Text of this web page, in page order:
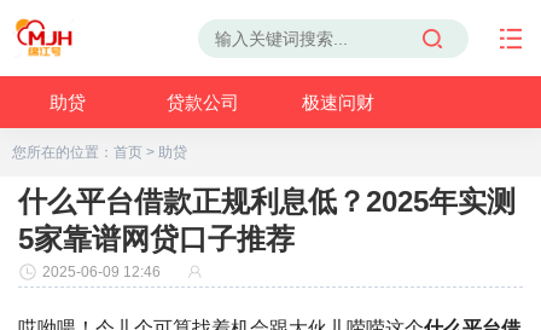
助贷 贷款公司 极速问财
您所在的位置： 首页 > 助贷
什么平台借款正规利息低？2025年实测
5家靠谱网贷口子推荐
2025-06-09 12:46